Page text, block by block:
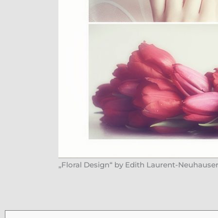
„Floral Design“ by Edith Laurent-